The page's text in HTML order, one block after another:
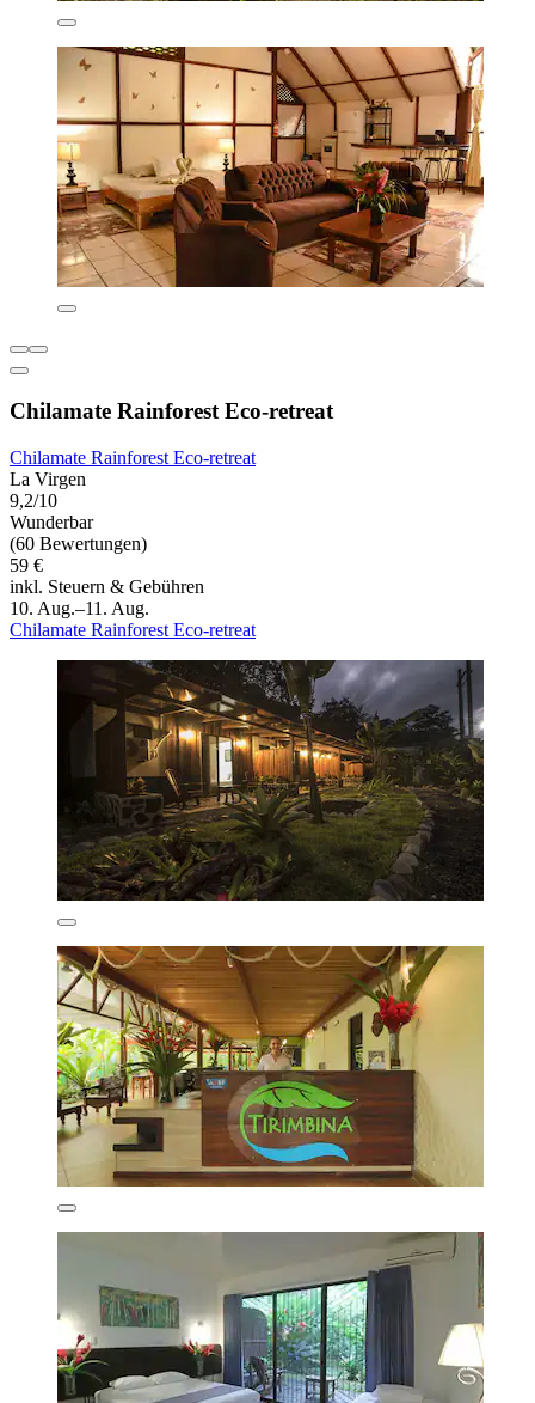
Chilamate Rainforest Eco-retreat
Chilamate Rainforest Eco-retreat
La Virgen
9,2/10
Wunderbar
(60 Bewertungen)
59 €
inkl. Steuern & Gebühren
10. Aug.–11. Aug.
Chilamate Rainforest Eco-retreat